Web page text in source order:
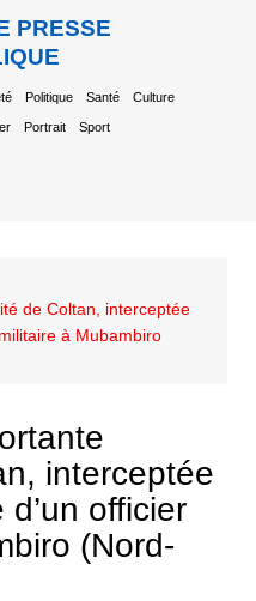
PRESSE
Politique Santé Culture
Portrait Sport
de Coltan, interceptée
à Mubambiro
interceptée
officier
(Nord-